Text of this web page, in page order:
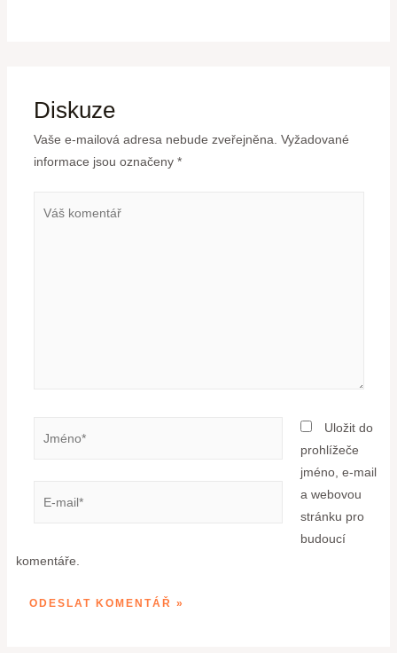
Diskuze
Vaše e-mailová adresa nebude zveřejněna. Vyžadované
informace jsou označeny *
Uložit do
prohlížeče
jméno, e-mail
a webovou
stránku pro
budoucí
komentáře.